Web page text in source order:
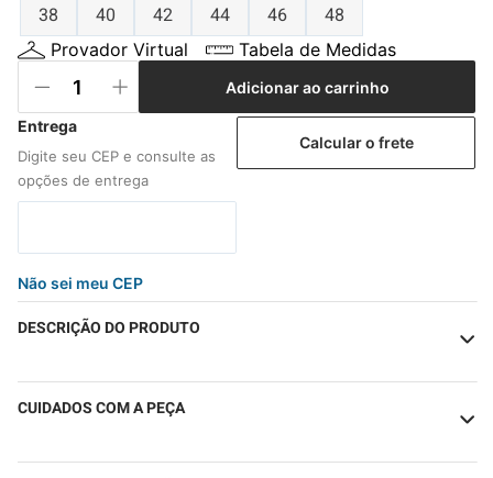
38
40 42 44 46 48
Provador Virtual Tabela de Medidas
Adicionar ao carrinho
Não sei meu CEP
Calcular o frete
DESCRIÇÃO DO PRODUTO
CUIDADOS COM A PEÇA